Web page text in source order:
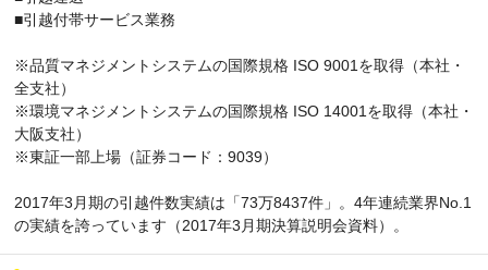
■引越付帯サービス業務
※品質マネジメントシステムの国際規格 ISO 9001を取得（本社・
全支社）
※環境マネジメントシステムの国際規格 ISO 14001を取得（本社・
大阪支社）
※東証一部上場（証券コード：9039）
2017年3月期の引越件数実績は「73万8437件」。4年連続業界No.1
の実績を誇っています（2017年3月期決算説明会資料）。